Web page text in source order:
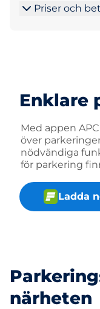
Priser och
Enklare
Med appen
över
nödvändiga
för parkering
Ladda
närheten